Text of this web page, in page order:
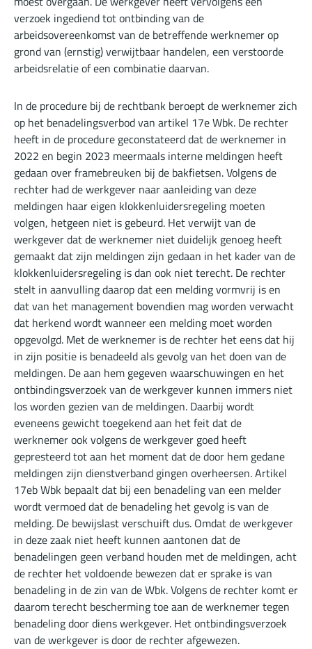
verzoek ingediend tot ontbinding van de
arbeidsovereenkomst van de betreffende werknemer op
grond van (ernstig) verwijtbaar handelen, een verstoorde
arbeidsrelatie of een combinatie daarvan.
In de procedure bij de rechtbank beroept de werknemer zich
op het benadelingsverbod van artikel 17e Wbk. De rechter
heeft in de procedure geconstateerd dat de werknemer in
2022 en begin 2023 meermaals interne meldingen heeft
gedaan over framebreuken bij de bakfietsen. Volgens de
rechter had de werkgever naar aanleiding van deze
meldingen haar eigen klokkenluidersregeling moeten
volgen, hetgeen niet is gebeurd. Het verwijt van de
werkgever dat de werknemer niet duidelijk genoeg heeft
gemaakt dat zijn meldingen zijn gedaan in het kader van de
klokkenluidersregeling is dan ook niet terecht. De rechter
stelt in aanvulling daarop dat een melding vormvrij is en
dat van het management bovendien mag worden verwacht
dat herkend wordt wanneer een melding moet worden
opgevolgd. Met de werknemer is de rechter het eens dat hij
in zijn positie is benadeeld als gevolg van het doen van de
meldingen. De aan hem gegeven waarschuwingen en het
ontbindingsverzoek van de werkgever kunnen immers niet
los worden gezien van de meldingen. Daarbij wordt
eveneens gewicht toegekend aan het feit dat de
werknemer ook volgens de werkgever goed heeft
gepresteerd tot aan het moment dat de door hem gedane
meldingen zijn dienstverband gingen overheersen. Artikel
17eb Wbk bepaalt dat bij een benadeling van een melder
wordt vermoed dat de benadeling het gevolg is van de
melding. De bewijslast verschuift dus. Omdat de werkgever
in deze zaak niet heeft kunnen aantonen dat de
benadelingen geen verband houden met de meldingen, acht
de rechter het voldoende bewezen dat er sprake is van
benadeling in de zin van de Wbk. Volgens de rechter komt er
daarom terecht bescherming toe aan de werknemer tegen
benadeling door diens werkgever. Het ontbindingsverzoek
van de werkgever is door de rechter afgewezen.